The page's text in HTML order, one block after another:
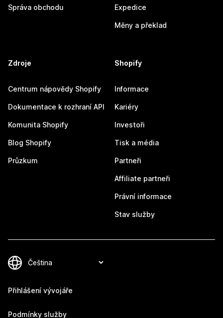
Správa obchodu Expedice
Měny a překlad
Zdroje
Centrum nápovědy Shopify
Dokumentace k rozhraní API
Komunita Shopify
Blog Shopify
Průzkum
Shopify
Informace
Kariéry
Investoři
Tisk a média
Partneři
Affiliate partneři
Právní informace
Stav služby
Přihlášení vývojáře
Podmínky služby